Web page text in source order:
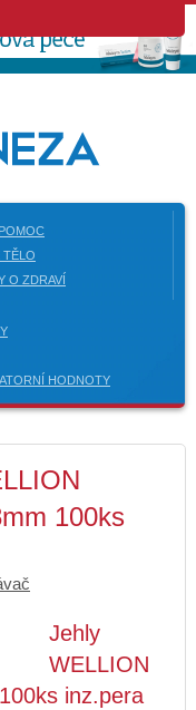
TĚLO
O ZDRAVÍ
HODNOTY
100ks
Jehly
WELLION
inz.pera